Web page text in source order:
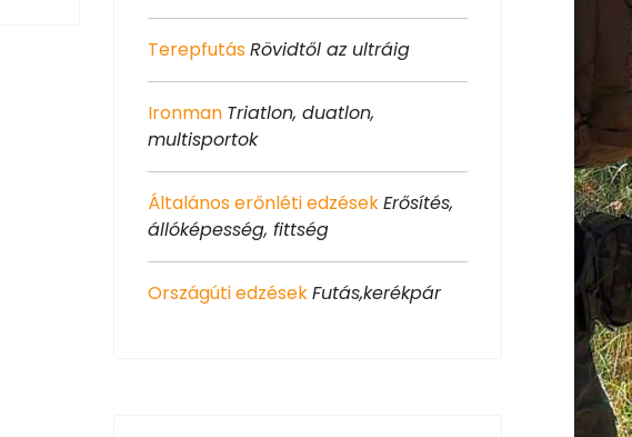
TerepfutásRövidtől az ultráig
Ironman Triatlon, duatlon,
multisportok
Általános erőnléti edzésekErősítés,
állóképesség, fittség
Országúti edzésekFutás,kerékpár